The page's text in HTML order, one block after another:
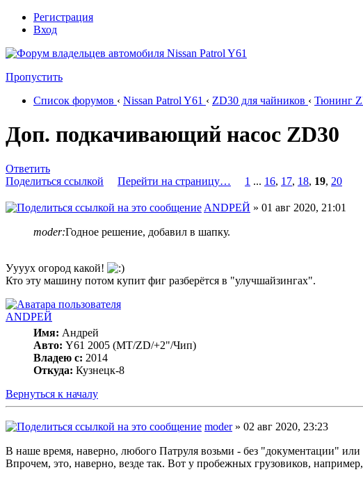
Регистрация
Вход
Пропустить
Список форумов ‹ Nissan Patrol Y61 ‹ ZD30 для чайников ‹ Тюнинг
Доп. подкачивающий насос ZD30
Ответить
Поделиться ссылкой
Перейти на страницу… 1 ... 16, 17, 18, 19, 20
ANDРЕЙ » 01 авг 2020, 21:01
moder:Годное решение, добавил в шапку.
Уууух огород какой!
Кто эту машину потом купит фиг разберётся в "улучшайзингах".
ANDРЕЙ
Имя: Андрей
Авто: Y61 2005 (МT/ZD/+2"/Чип)
Владею с: 2014
Откуда: Кузнецк-8
Вернуться к началу
moder» 02 авг 2020, 23:23
В наше время, наверно, любого Патруля возьми - без "документации" или
Впрочем, это, наверно, везде так. Вот у пробежных грузовиков,